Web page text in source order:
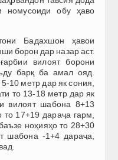
номусоиди обу ҳаво
Бадахшон ҳавои
борон дар назар аст.
вилоят борони
барқ ба амал ояд.
10 метр дар як сония,
то 13-18 метр дар як
вилоят шабона 8+13
17+19 дараҷа гарм,
ноҳияҳо то 28+30
шабона -1+4 дараҷа,